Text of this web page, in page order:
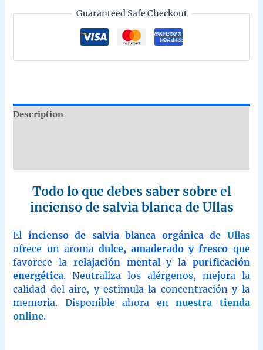
caja
de
12
quantity
Guaranteed Safe Checkout
Description
Todo lo que debes saber sobre el
incienso de salvia blanca de Ullas
El incienso de salvia blanca orgánica de Ullas
ofrece un aroma dulce, amaderado y fresco que
favorece la relajación mentaly la purificación
energética. Neutraliza los alérgenos, mejora la
calidad del aire, y estimula la concentración y la
memoria. Disponible ahora ennuestra tienda
online.